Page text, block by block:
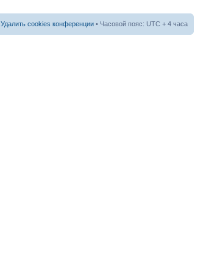
Удалить cookies конференции • Часовой пояс: UTC + 4 часа